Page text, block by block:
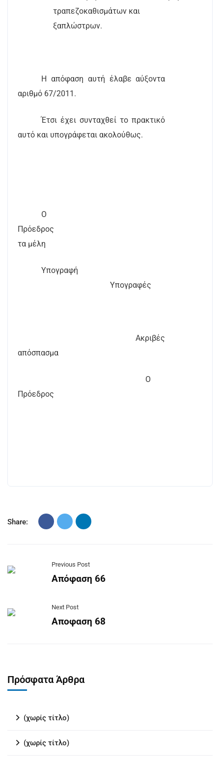
τραπεζοκαθισμάτων και
ξαπλώστρων.
Η απόφαση αυτή έλαβε αύξοντα
αριθμό 67/2011.
Έτσι έχει συνταχθεί το πρακτικό
αυτό και υπογράφεται ακολούθως.
Ο
Πρόεδρος
τα μέλη
Υπογραφή
Υπογραφές
Ακριβές
απόσπασμα
Ο
Πρόεδρος
Share:
Previous Post
Απόφαση 66
Next Post
Αποφαση 68
Πρόσφατα Άρθρα
(χωρίς τίτλο)
(χωρίς τίτλο)